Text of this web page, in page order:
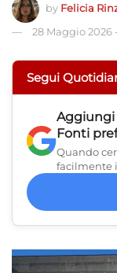
by Felicia
28 Maggio 2026 -
Segui
Aggiungi
Fonti
Quando
facilmente